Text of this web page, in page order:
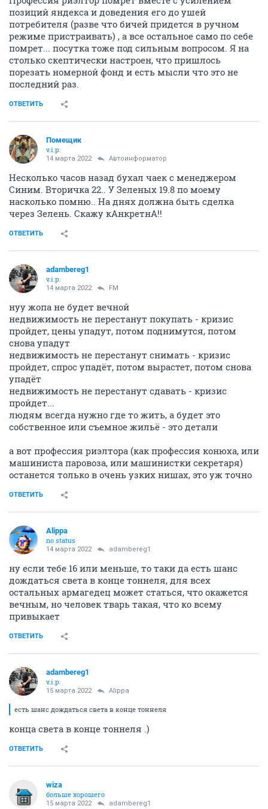
позиций яндекса и доведения его до ушей
потребителя (разве что бичей придется в ручном
режиме пристраивать) , а все остальное само по себе
помрет... посутка тоже под сильным вопросом. Я на
столько скептически настроен, что пришлось
порезать номерной фонд и есть мысли что это не
последний раз.
ОТВЕТИТЬ
Помещик
v.i.p.
14 марта 2022 Автоинформатор
Несколько часов назад бухал чаек с менеджером
Синим. Вторичка 22.. У Зеленых 19.8 по моему
насколько помню.. На днях должна быть сделка
через Зелень. Скажу кАнкретнА!!
ОТВЕТИТЬ
adambereg1
v.i.p.
14 марта 2022 FM
нуу жопа не будет вечной
недвижимость не перестанут покупать - кризис
пройдет, цены упадут, потом поднимутся, потом
снова упадут
недвижимость не перестанут снимать - кризис
пройдет, спрос упадёт, потом вырастет, потом снова
упадёт
недвижимость не перестанут сдавать - кризис
пройдет...
людям всегда нужно где то жить, а будет это
собственное или съемное жильё - это детали
а вот профессия риэлтора (как профессия конюха, или
машиниста паровоза, или машинистки секретаря)
останется только в очень узких нишах, это уж точно
ОТВЕТИТЬ
Alippa
no status
14 марта 2022 adambereg1
ну если тебе 16 или меньше, то таки да есть шанс
дождаться света в конце тоннеля, для всех
остальных армагедец может статься, что окажется
вечным, но человек тварь такая, что ко всему
привыкает
ОТВЕТИТЬ
adambereg1
v.i.p.
15 марта 2022 Alippa
есть шанс дождаться света в конце тоннеля
конца света в конце тоннеля .)
ОТВЕТИТЬ
wiza
больше хорошего
15 марта 2022 adambereg1